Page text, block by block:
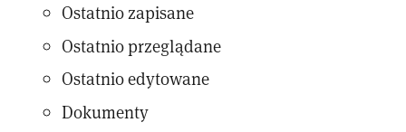
Ostatnio zapisane
Ostatnio przeglądane
Ostatnio edytowane
Dokumenty